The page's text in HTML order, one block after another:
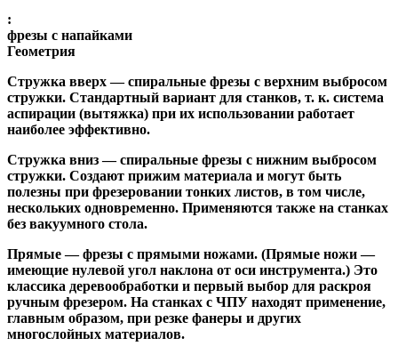
:
фрезы с напайками
Геометрия
Стружка вверх— спиральные фрезы с верхним выбросом
стружки. Стандартный вариант для станков, т. к. система
аспирации (вытяжка) при их использовании работает
наиболее эффективно.
Стружка вниз— спиральные фрезы с нижним выбросом
стружки. Создают прижим материала и могут быть
полезны при фрезеровании тонких листов, в том числе,
нескольких одновременно. Применяются также на станках
без вакуумного стола.
Прямые— фрезы с прямыми ножами. (Прямые ножи —
имеющие нулевой угол наклона от оси инструмента.) Это
классика деревообработки и первый выбор для раскроя
ручным фрезером. На станках с ЧПУ находят применение,
главным образом, при резке фанеры и других
многослойных материалов.